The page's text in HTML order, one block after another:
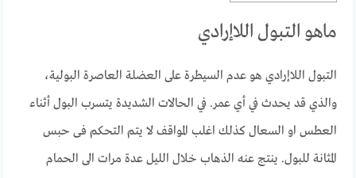
ماهو التبول اللاإرادي
التبول اللاإرادي هو عدم السيطرة على العضلة العاصرة البولية،
والذي قد يحدث في أي عمر. في الحالات الشديدة يتسرب البول أثناء
العطس او السعال كذلك اغلب المواقف لا يتم التحكم فى حبس
المثانة للبول. ينتج عنه الذهاب خلال الليل عدة مرات الى الحمام